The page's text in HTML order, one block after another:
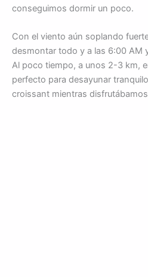
conseguimos dormir un poco.
Con el viento aún soplando
desmontar todo y a las 6:00 AM
Al poco tiempo, a unos 2-3 km,
perfecto para desayunar
croissant mientras